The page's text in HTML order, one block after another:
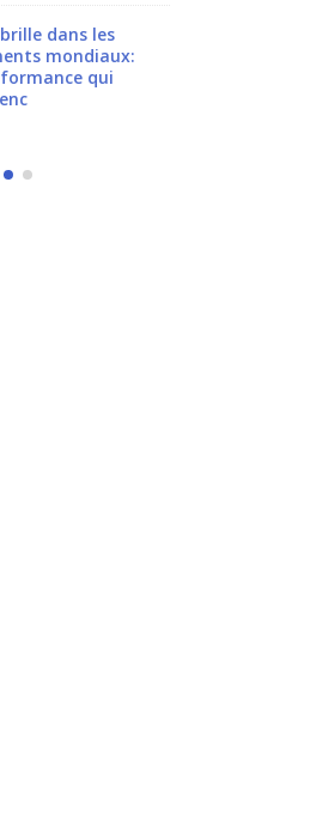
brille dans les
mondiaux:
qui
Congrès National
des
din România
2026